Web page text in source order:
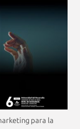
para la